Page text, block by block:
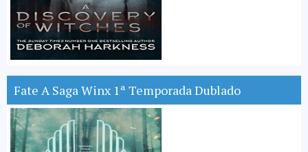
Fate A Saga Winx 1ª Temporada Dublado